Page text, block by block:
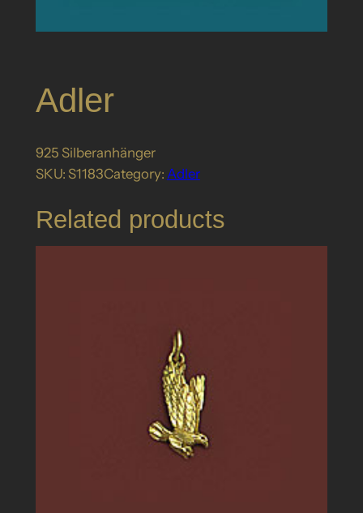
Adler
925 Silberanhänger
SKU: S1183Category: Adler
Related products